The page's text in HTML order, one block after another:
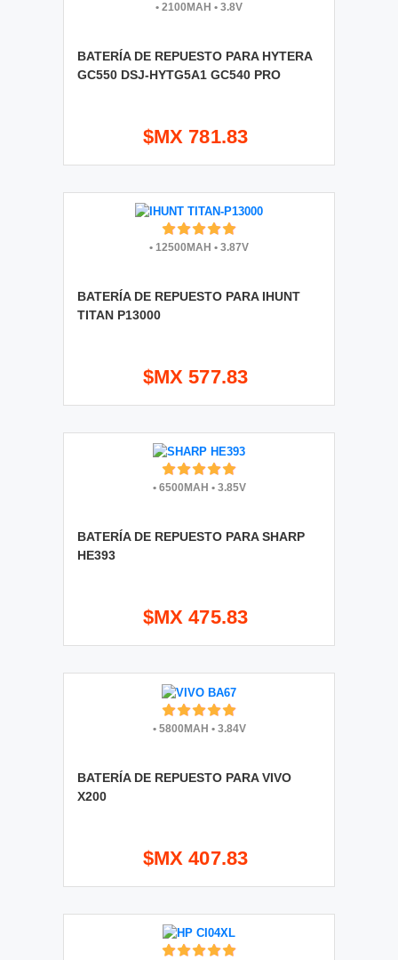
• 2100MAH • 3.8V
BATERÍA DE REPUESTO PARA HYTERA
GC550 DSJ-HYTG5A1 GC540 PRO
$MX 781.83
• 12500MAH • 3.87V
BATERÍA DE REPUESTO PARA IHUNT
TITAN P13000
$MX 577.83
•6500MAH •3.85V
BATERÍA DE REPUESTO PARA SHARP
HE393
$MX 475.83
•5800MAH •3.84V
BATERÍA DE REPUESTO PARA VIVO
X200
$MX 407.83